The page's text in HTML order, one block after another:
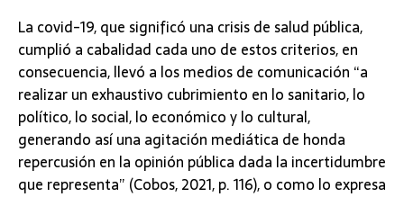
La covid-19, que significó una crisis de salud pública,
cumplió a cabalidad cada uno de estos criterios, en
consecuencia, llevó a los medios de comunicación “a
realizar un exhaustivo cubrimiento en lo sanitario, lo
político, lo social, lo económico y lo cultural,
generando así una agitación mediática de honda
repercusión en la opinión pública dada la incertidumbre
que representa” (Cobos, 2021, p. 116), o como lo expresa